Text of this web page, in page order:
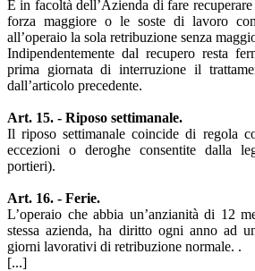
È in facoltà dell’Azienda di fare
forza maggiore o le soste di lavoro
all’operaio la sola retribuzione senza
Indipendentemente dal recupero resta
prima giornata di interruzione il
dall’articolo precedente.
Art. 15. - Riposo settimanale.
Il riposo settimanale coincide di regola
eccezioni o deroghe consentite dalla
portieri).
Art. 16. - Ferie.
L’operaio che abbia un’anzianità di 12
stessa azienda, ha diritto ogni anno ad
giorni lavorativi di retribuzione normale. .
[...]